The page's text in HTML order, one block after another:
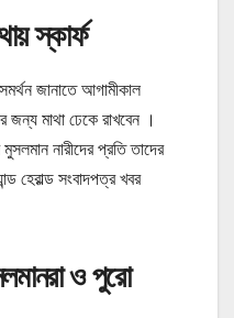
স্কার্ফ
জানাতে আগামীকাল
জন্য মাথা ঢেকে রাখবেন ।
নারীদের প্রতি তাদের
হেরাল্ড সংবাদপত্র খবর
ও পুরো